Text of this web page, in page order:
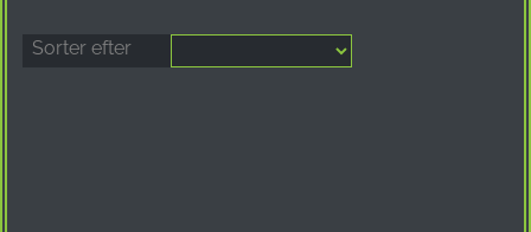
Sorter efter